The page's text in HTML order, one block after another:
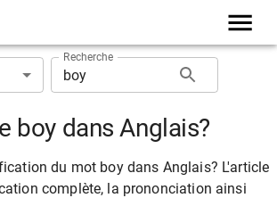
Recherche
boy dans Anglais?
du mot boy dans Anglais? L'article
complète, la prononciation ainsi